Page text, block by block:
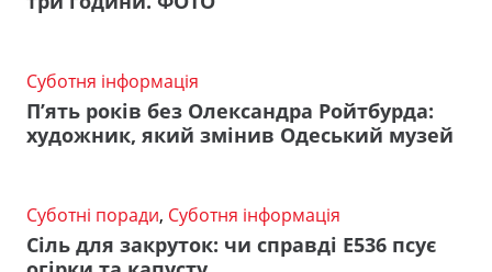
Суботня інформація
П’ять років без Олександра Ройтбурда:
художник, який змінив Одеський музей
Суботні поради, Суботня інформація
Сіль для закруток: чи справді Е536 псує